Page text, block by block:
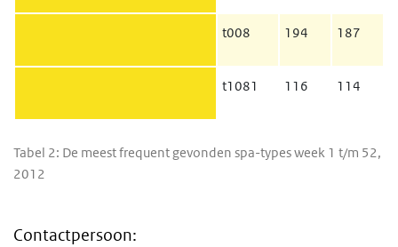
Tabel 2: De meest frequent gevonden spa-types week 1 t/m 52,
2012
t008 194 187
t1081 116 114
Contactpersoon: